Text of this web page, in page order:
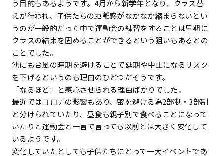
う目的もあるようです。4月から新学年となり、クラス替
えが行われ、子供たちの距離感がなかなか縮まらないとい
うのが一般的だった中で運動会の練習をすることは早期に
クラスの結束を固めることができるという狙いもあるとの
ことでした。
他にも台風の時期を避けることで延期や中止になるリスク
を下げるというのも理由のひとつだそうです。
「なるほど」と感心させられる理由ばかりでした。
最近ではコロナの影響もあり、密を避ける為2部制・3部制
と分けられていたり、昼食も親子別で食べることになって
いたりと運動会と一言で言っても以前とは大きく変化して
いるようです。
変化していたとしても子供たちにとって一大イベントであ